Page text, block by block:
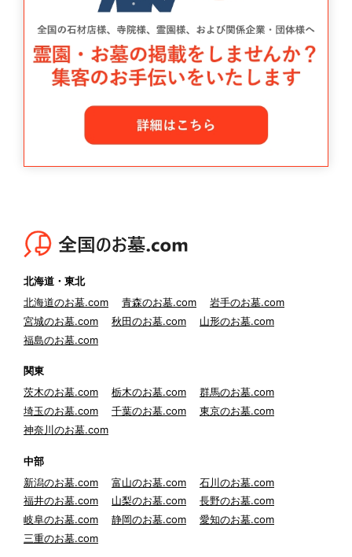
北海道・東北
北海道のお墓.com
青森のお墓.com
岩手のお墓.com
宮城のお墓.com
秋田のお墓.com
山形のお墓.com
福島のお墓.com
関東
茨木のお墓.com
栃木のお墓.com
群馬のお墓.com
埼玉のお墓.com
千葉のお墓.com
東京のお墓.com
神奈川のお墓.com
中部
新潟のお墓.com
富山のお墓.com
石川のお墓.com
福井のお墓.com
山梨のお墓.com
長野のお墓.com
岐阜のお墓.com
静岡のお墓.com
愛知のお墓.com
三重のお墓.com